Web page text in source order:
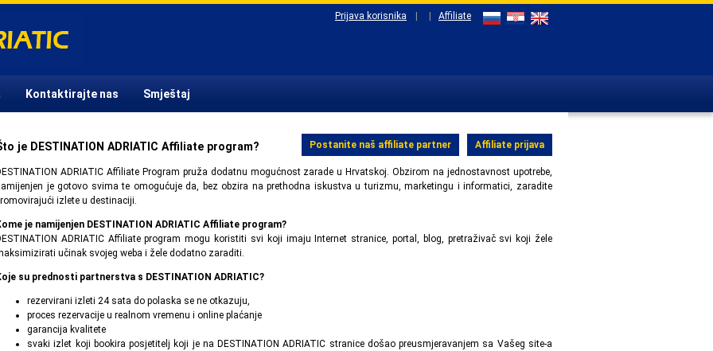
Prijava korisnika Affiliate
Kontaktirajte nas Smještaj
Affiliate prijava
Postanite naš affiliate partner
je DESTINATION ADRIATIC Affiliate program?
ADRIATIC Affiliate Program pruža dodatnu mogućnost zarade u Hrvatskoj. Obzirom na jednostavnost upotrebe,
je gotovo svima te omogućuje da, bez obzira na prethodna iskustva u turizmu, marketingu i informatici, zaradite
izlete u destinaciji.
je namijenjen DESTINATION ADRIATIC Affiliate program?
ADRIATIC Affiliate program mogu koristiti svi koji imaju Internet stranice, portal, blog, pretraživač svi koji žele
učinak svojeg weba i žele dodatno zaraditi.
su prednosti partnerstva s DESTINATION ADRIATIC?
rezervirani izleti 24 sata do polaska se ne otkazuju,
proces rezervacije u realnom vremenu i online plaćanje
garancija kvalitete
svaki izlet koji bookira posjetitelj koji je na DESTINATION ADRIATIC stranice došao preusmjeravanjem sa Vašeg site-a